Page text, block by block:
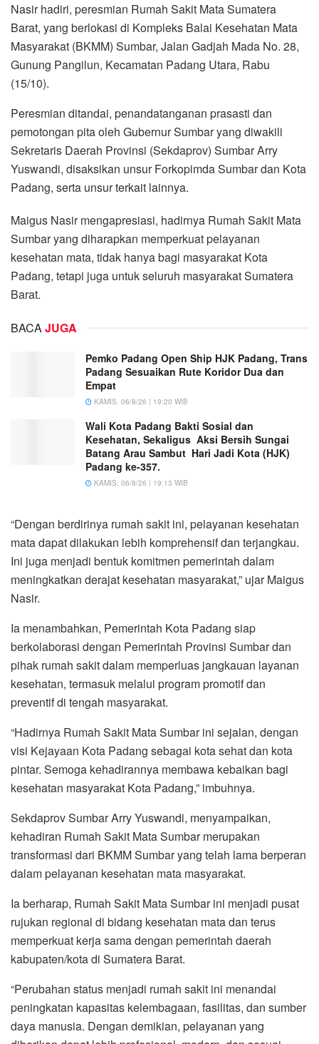
Nasir hadiri, peresmian Rumah Sakit Mata Sumatera
Barat, yang berlokasi di Kompleks Balai Kesehatan Mata
Masyarakat (BKMM) Sumbar, Jalan Gadjah Mada No. 28,
Gunung Pangilun, Kecamatan Padang Utara, Rabu
(15/10).
Peresmian ditandai, penandatanganan prasasti dan
pemotongan pita oleh Gubernur Sumbar yang diwakili
Sekretaris Daerah Provinsi (Sekdaprov) Sumbar Arry
Yuswandi, disaksikan unsur Forkopimda Sumbar dan Kota
Padang, serta unsur terkait lainnya.
Maigus Nasir mengapresiasi, hadirnya Rumah Sakit Mata
Sumbar yang diharapkan memperkuat pelayanan
kesehatan mata, tidak hanya bagi masyarakat Kota
Padang, tetapi juga untuk seluruh masyarakat Sumatera
Barat.
BACAJUGA
Pemko Padang Open Ship HJK Padang, Trans
Padang Sesuaikan Rute Koridor Dua dan
Empat
KAMIS, 06/8/26 | 19:20 WIB
Wali Kota Padang Bakti Sosial dan
Kesehatan, Sekaligus Aksi Bersih Sungai
Batang Arau Sambut Hari Jadi Kota (HJK)
Padang ke-357.
KAMIS, 06/8/26 | 19:13 WIB
“Dengan berdirinya rumah sakit ini, pelayanan kesehatan
mata dapat dilakukan lebih komprehensif dan terjangkau.
Ini juga menjadi bentuk komitmen pemerintah dalam
meningkatkan derajat kesehatan masyarakat,” ujar Maigus
Nasir.
Ia menambahkan, Pemerintah Kota Padang siap
berkolaborasi dengan Pemerintah Provinsi Sumbar dan
pihak rumah sakit dalam memperluas jangkauan layanan
kesehatan, termasuk melalui program promotif dan
preventif di tengah masyarakat.
“Hadirnya Rumah Sakit Mata Sumbar ini sejalan, dengan
visi Kejayaan Kota Padang sebagai kota sehat dan kota
pintar. Semoga kehadirannya membawa kebaikan bagi
kesehatan masyarakat Kota Padang,” imbuhnya.
Sekdaprov Sumbar Arry Yuswandi, menyampaikan,
kehadiran Rumah Sakit Mata Sumbar merupakan
transformasi dari BKMM Sumbar yang telah lama berperan
dalam pelayanan kesehatan mata masyarakat.
Ia berharap, Rumah Sakit Mata Sumbar ini menjadi pusat
rujukan regional di bidang kesehatan mata dan terus
memperkuat kerja sama dengan pemerintah daerah
kabupaten/kota di Sumatera Barat.
“Perubahan status menjadi rumah sakit ini menandai
peningkatan kapasitas kelembagaan, fasilitas, dan sumber
daya manusia. Dengan demikian, pelayanan yang